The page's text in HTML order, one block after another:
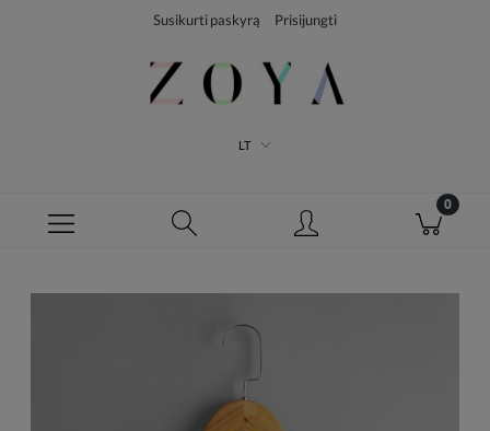
Susikurti paskyrą Prisijungti
LT